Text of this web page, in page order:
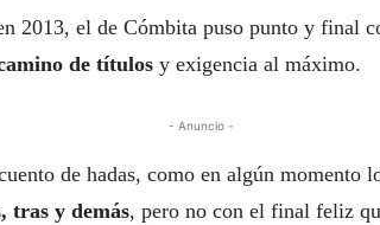
2013, el de Cómbita puso punto y final
de títulos y exigencia al máximo.
- Anuncio -
de hadas, como en algún momento
tras y demás, pero no con el final feliz